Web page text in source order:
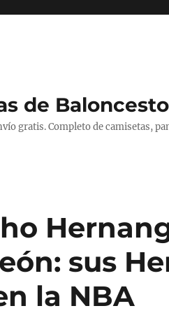
de
gratis. Completo de camisetas,
sus
la NBA